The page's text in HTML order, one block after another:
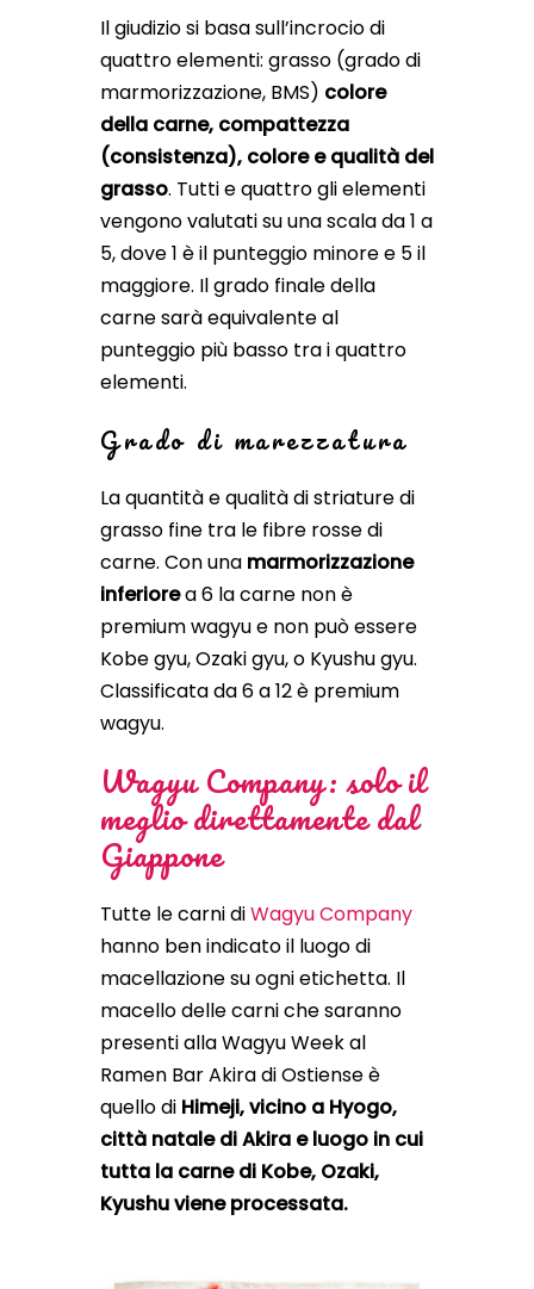
Il giudizio si basa sull’incrocio di
quattro elementi: grasso (grado di
marmorizzazione, BMS) colore
della carne, compattezza
(consistenza), colore e qualità del
grasso. Tutti e quattro gli elementi
vengono valutati su una scala da 1 a
5, dove 1 è il punteggio minore e 5 il
maggiore. Il grado finale della
carne sarà equivalente al
punteggio più basso tra i quattro
elementi.
Grado di marezzatura
La quantità e qualità di striature di
grasso fine tra le fibre rosse di
carne. Con una marmorizzazione
inferiorea 6 la carne non è
premium wagyu e non può essere
Kobe gyu, Ozaki gyu, o Kyushu gyu.
Classificata da 6 a 12 è premium
wagyu.
Wagyu Company: solo il
meglio direttamente dal
Giappone
Tutte le carni diWagyu Company
hanno ben indicato il luogo di
macellazione su ogni etichetta. Il
macello delle carni che saranno
presenti alla Wagyu Week al
Ramen Bar Akira di Ostiense è
quello di Himeji, vicino a Hyogo,
città natale di Akira e luogo in cui
tutta la carne di Kobe, Ozaki,
Kyushu viene processata.